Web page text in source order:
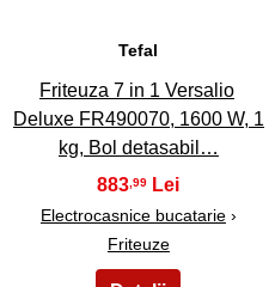
Tefal
Friteuza 7 in 1 Versalio
Deluxe FR490070, 1600 W, 1
kg, Bol detasabil…
883 ,99
Electrocasnice bucatarie›
Friteuze